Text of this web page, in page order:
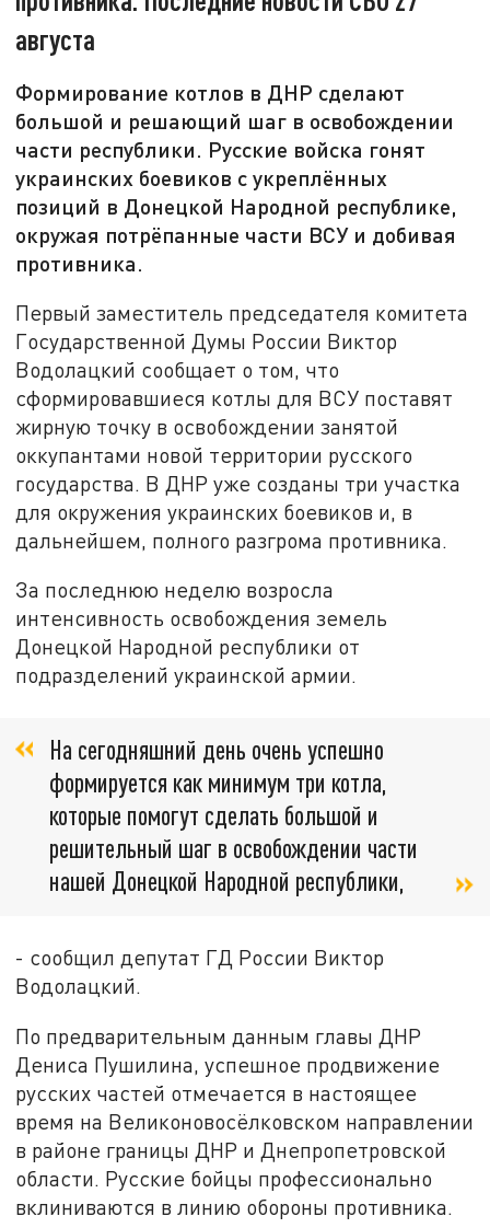
августа
Формирование котлов в ДНР сделают
большой и решающий шаг в освобождении
части республики. Русские войска гонят
украинских боевиков с укреплённых
позиций в Донецкой Народной республике,
окружая потрёпанные части ВСУ и добивая
противника.
Первый заместитель председателя комитета
Государственной Думы России Виктор
Водолацкий сообщает о том, что
сформировавшиеся котлы для ВСУ поставят
жирную точку в освобождении занятой
оккупантами новой территории русского
государства. В ДНР уже созданы три участка
для окружения украинских боевиков и, в
дальнейшем, полного разгрома противника.
За последнюю неделю возросла
интенсивность освобождения земель
Донецкой Народной республики от
подразделений украинской армии.
На сегодняшний день очень успешно
формируется как минимум три котла,
которые помогут сделать большой и
решительный шаг в освобождении части
нашей Донецкой Народной республики,
- сообщил депутат ГД России Виктор
Водолацкий.
По предварительным данным главы ДНР
Дениса Пушилина, успешное продвижение
русских частей отмечается в настоящее
время на Великоновосёлковском направлении
в районе границы ДНР и Днепропетровской
области. Русские бойцы профессионально
вклиниваются в линию обороны противника.